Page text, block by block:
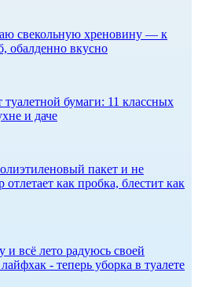
свекольную хреновину — к
обалденно вкусно
бумаги: 11 классных
и даче
пакет и не
отлетает как пробка, блестит как
и всё лето радуюсь своей
- теперь уборка в туалете